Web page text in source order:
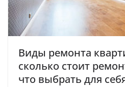
Виды ремонта
сколько стоит
что выбрать для